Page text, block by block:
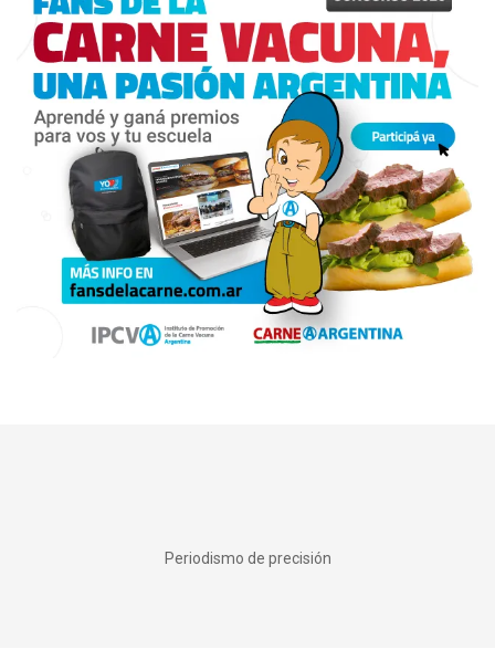
Periodismo de precisión